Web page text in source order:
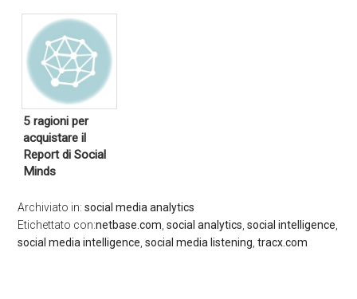
5 ragioni per
acquistare il
Report di Social
Minds
Archiviato in:social media analytics
Etichettato con:netbase.com ,social analytics ,social intelligence
social media intelligence ,social media listening ,tracx.com